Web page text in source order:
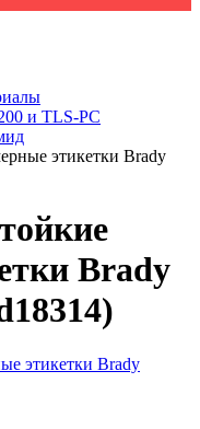
и TLS-PC
этикетки Brady
Brady
)